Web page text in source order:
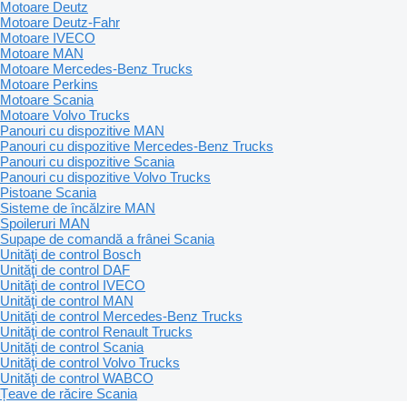
Motoare Deutz
Motoare Deutz-Fahr
Motoare IVECO
Motoare MAN
Motoare Mercedes-Benz Trucks
Motoare Perkins
Motoare Scania
Motoare Volvo Trucks
Panouri cu dispozitive MAN
Panouri cu dispozitive Mercedes-Benz Trucks
Panouri cu dispozitive Scania
Panouri cu dispozitive Volvo Trucks
Pistoane Scania
Sisteme de încălzire MAN
Spoileruri MAN
Supape de comandă a frânei Scania
Unităţi de control Bosch
Unităţi de control DAF
Unităţi de control IVECO
Unităţi de control MAN
Unităţi de control Mercedes-Benz Trucks
Unităţi de control Renault Trucks
Unităţi de control Scania
Unităţi de control Volvo Trucks
Unităţi de control WABCO
Țeave de răcire Scania